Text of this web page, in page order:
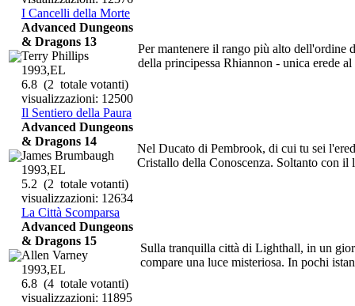
I Cancelli della Morte
Per mantenere il rango più alto dell'ordine
della principessa Rhiannon - unica erede
Advanced Dungeons
& Dragons 13
Terry Phillips
1993,EL
6.8 (2 totale votanti)
visualizzazioni: 12500
Il Sentiero della Paura
Nel Ducato di Pembrook, di cui tu sei
Cristallo della Conoscenza. Soltanto con il
Advanced Dungeons
& Dragons 14
James Brumbaugh
1993,EL
5.2 (2 totale votanti)
visualizzazioni: 12634
La Città Scomparsa
Sulla tranquilla città di Lighthall, in un
compare una luce misteriosa. In pochi
Advanced Dungeons
& Dragons 15
Allen Varney
1993,EL
6.8 (4 totale votanti)
visualizzazioni: 11895